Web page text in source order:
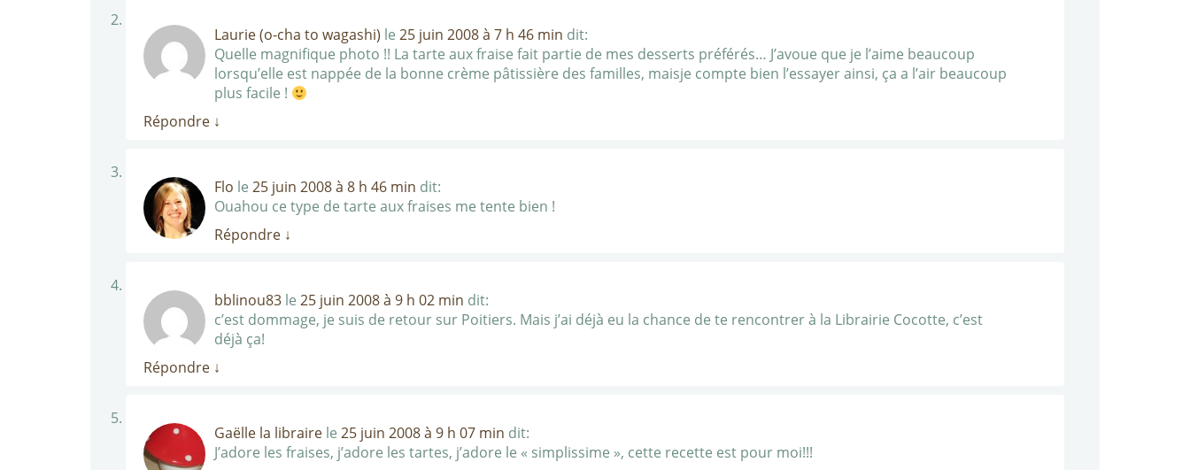
Laurie (o-cha to wagashi) le 25 juin 2008 à 7 h 46 min dit:
Quelle magnifique photo !! La tarte aux fraise fait partie de mes desserts préférés… J’avoue que je l’aime beaucoup
lorsqu’elle est nappée de la bonne crème pâtissière des familles, maisje compte bien l’essayer ainsi, ça a l’air beaucoup
plus facile !
Répondre ↓
Flo le 25 juin 2008 à 8 h 46 min dit:
Ouahou ce type de tarte aux fraises me tente bien !
Répondre ↓
bblinou83 le 25 juin 2008 à 9 h 02 min dit:
c’est dommage, je suis de retour sur Poitiers. Mais j’ai déjà eu la chance de te rencontrer à la Librairie Cocotte, c’est
déjà ça!
Répondre ↓
Gaëlle la libraire le 25 juin 2008 à 9 h 07 min dit:
J’adore les fraises, j’adore les tartes, j’adore le « simplissime », cette recette est pour moi!!!